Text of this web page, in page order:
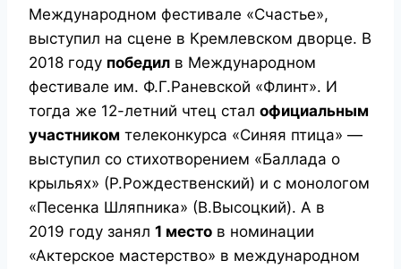
Международном фестивале «Счастье»,
выступил на сцене в Кремлевском дворце. В
2018 году победил в Международном
фестивале им. Ф.Г.Раневской «Флинт». И
тогда же 12-летний чтец стал официальным
участником телеконкурса «Синяя птица» —
выступил со стихотворением «Баллада о
крыльях» (Р.Рождественский) и с монологом
«Песенка Шляпника» (В.Высоцкий). А в
2019 году занял 1 место в номинации
«Актерское мастерство» в международном